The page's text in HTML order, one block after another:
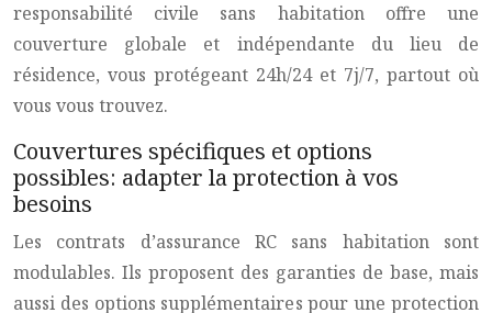
responsabilité civile sans habitation offre une
couverture globale et indépendante du lieu de
résidence, vous protégeant 24h/24 et 7j/7, partout où
vous vous trouvez.
Couvertures spécifiques et options
possibles: adapter la protection à vos
besoins
Les contrats d’assurance RC sans habitation sont
modulables. Ils proposent des garanties de base, mais
aussi des options supplémentaires pour une protection